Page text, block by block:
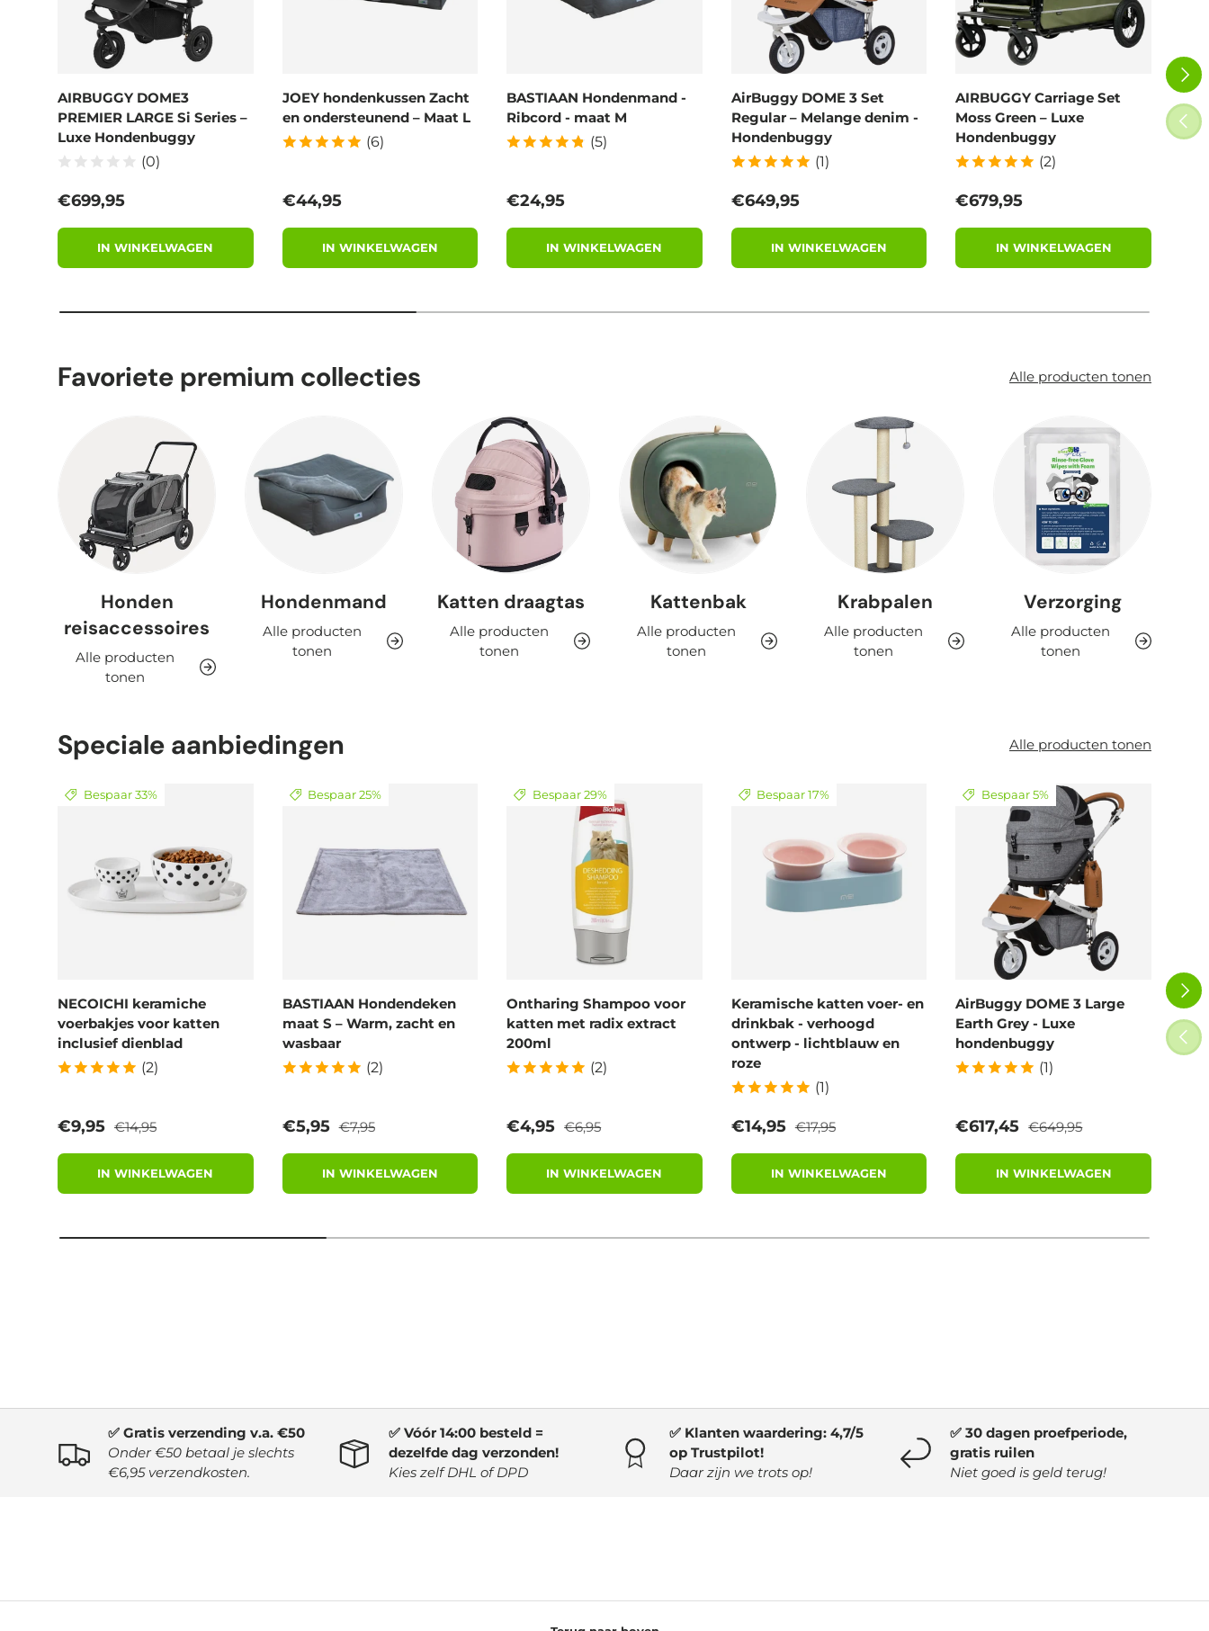
AIRBUGGY DOME3
PREMIER LARGE Si Series –
Luxe Hondenbuggy
(0)
Reguliere prijs
€699,95
IN WINKELWAGEN
JOEY hondenkussen Zacht
en ondersteunend – Maat L
(6)
Reguliere prijs
€44,95
IN WINKELWAGEN
BASTIAAN Hondenmand -
Ribcord - maat M
(5)
Reguliere prijs
€24,95
IN WINKELWAGEN
AirBuggy DOME 3 Set
Regular – Melange denim -
Hondenbuggy
(1)
Reguliere prijs
€649,95
IN WINKELWAGEN
AIRBUGGY Carriage Set
Moss Green – Luxe
Hondenbuggy
(2)
Reguliere prijs
€679,95
IN WINKELWAGEN
Favoriete premium collecties Alle producten tonen
Honden
reisaccessoires
Alle producten
tonen
Hondenmand
Alle producten
tonen
Katten draagtas
Alle producten
tonen
Kattenbak
Alle producten
tonen
Krabpalen
Alle producten
tonen
Verzorging
Alle producten
tonen
Speciale aanbiedingen Alle producten tonen
Bespaar 33%
NECOICHI keramiche
voerbakjes voor katten
inclusief dienblad
(2)
Verkoopprijs
€9,95 Reguliere prijs
€14,95
IN WINKELWAGEN
Bespaar 25%
BASTIAAN Hondendeken
maat S – Warm, zacht en
wasbaar
(2)
Verkoopprijs
€5,95 Reguliere prijs
€7,95
IN WINKELWAGEN
Bespaar 29%
Ontharing Shampoo voor
katten met radix extract
200ml
(2)
Verkoopprijs
€4,95 Reguliere prijs
€6,95
IN WINKELWAGEN
Bespaar 17%
Keramische katten voer- en
drinkbak - verhoogd
ontwerp - lichtblauw en
roze
(1)
Verkoopprijs
€14,95 Reguliere prijs
€17,95
IN WINKELWAGEN
Bespaar 5%
AirBuggy DOME 3 Large
Earth Grey - Luxe
hondenbuggy
(1)
Verkoopprijs
€617,45 Reguliere prijs
€649,95
IN WINKELWAGEN
✅ Gratis verzending v.a. €50
Onder €50 betaal je slechts
€6,95 verzendkosten.
✅ Vóór 14:00 besteld =
dezelfde dag verzonden!
Kies zelf DHL of DPD
✅ Klanten waardering: 4,7/5
op Trustpilot!
Daar zijn we trots op!
✅ 30 dagen proefperiode,
gratis ruilen
Niet goed is geld terug!